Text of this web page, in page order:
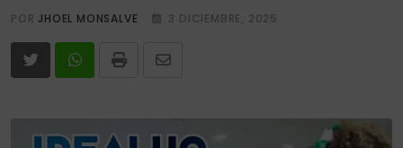
PORJHOEL MONSALVE 3 DICIEMBRE, 2025
Print
Share